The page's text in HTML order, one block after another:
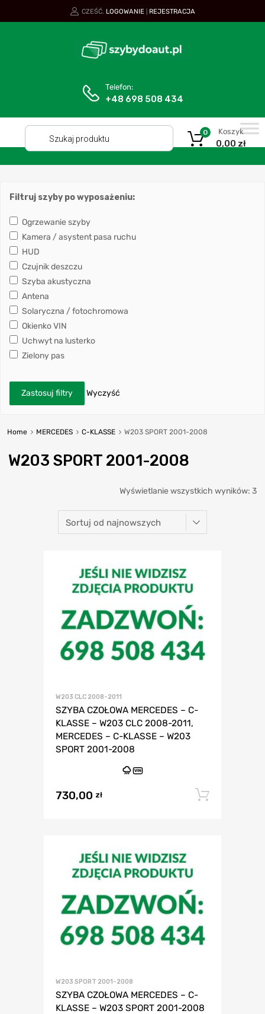
CZEŚĆ. LOGOWANIE REJESTRACJA
Telefon:
+48 698 508 434
Koszyk
0,00 zł
0
Filtruj szyby po wyposażeniu:
Ogrzewanie szyby
Kamera / asystent pasa ruchu
HUD
Czujnik deszczu
Szyba akustyczna
Antena
Solaryczna / fotochromowa
Okienko VIN
Uchwyt na lusterko
Zielony pas
Zastosuj filtry Wyczyść
Home MERCEDES C-KLASSE W203 SPORT 2001-2008
W203 SPORT 2001-2008
Wyświetlanie wszystkich wyników: 3
W203 CLC 2008-2011
SZYBA CZOŁOWA MERCEDES – C-
KLASSE – W203 CLC 2008-2011,
MERCEDES – C-KLASSE – W203
SPORT 2001-2008
VIN
730,00 zł
W203 SPORT 2001-2008
SZYBA CZOŁOWA MERCEDES – C-
KLASSE – W203 SPORT 2001-2008